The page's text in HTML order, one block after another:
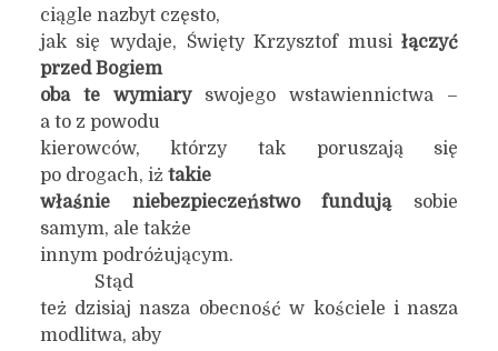
ciągle nazbyt często,
jak się wydaje, Święty Krzysztof musiłączyć
przed Bogiem
oba te wymiary swojego wstawiennictwa –
a to z powodu
kierowców, którzy tak poruszają się
po drogach, iż takie
właśnie niebezpieczeństwo fundująsobie
samym, ale także
innym podróżującym.
Stąd
też dzisiaj nasza obecność w kościele i nasza
modlitwa, aby